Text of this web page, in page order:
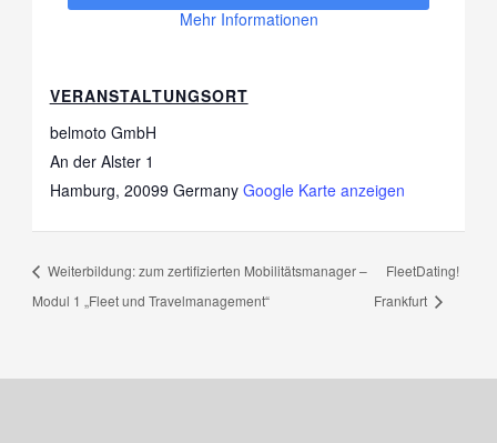
VERANSTALTUNGSORT
belmoto GmbH
An der Alster 1
Hamburg, 20099 Germany Google Karte anzeigen
Mehr Informationen
Weiterbildung: zum zertifizierten Mobilitätsmanager –
Modul 1 „Fleet und Travelmanagement“
FleetDating!
Frankfurt